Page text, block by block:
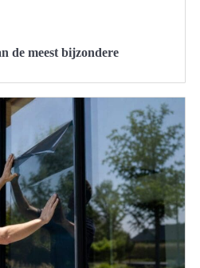
de meest bijzondere